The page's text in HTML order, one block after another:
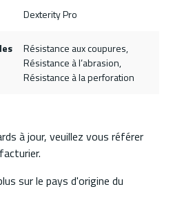
Dexterity Pro
Résistance aux coupures,
Résistance à l’abrasion,
Résistance à la perforation
à jour, veuillez vous référer
sur le pays d'origine du